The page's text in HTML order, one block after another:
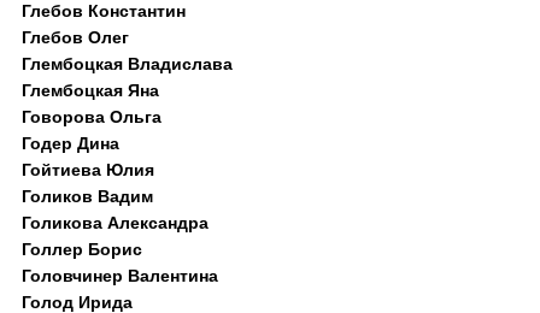
Глебов Константин
Глебов Олег
Глембоцкая Владислава
Глембоцкая Яна
Говорова Ольга
Годер Дина
Гойтиева Юлия
Голиков Вадим
Голикова Александра
Голлер Борис
Головчинер Валентина
Голод Ирида